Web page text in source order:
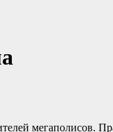
мегаполисов.